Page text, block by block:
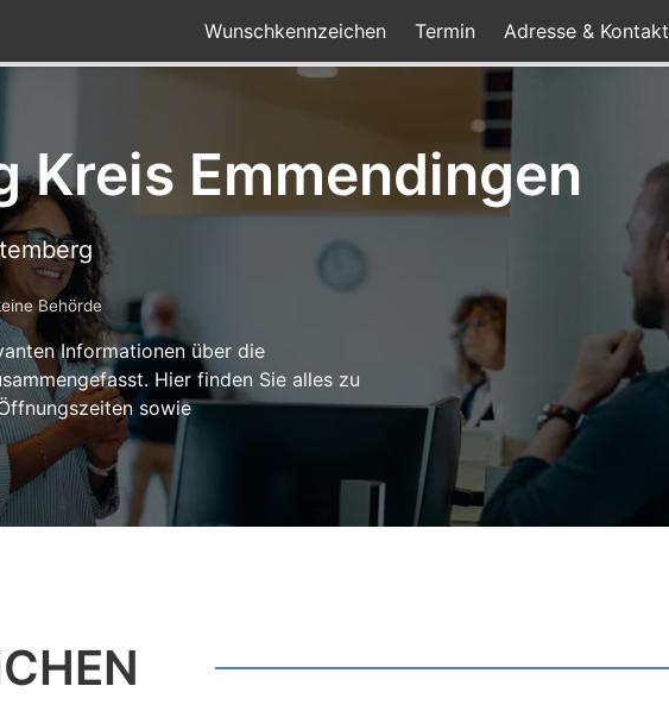
Wunschkennzeichen Termin Adresse & Kontakt
Kreis Emmendingen
Behörde
Informationen über die
Hier finden Sie alles zu
sowie